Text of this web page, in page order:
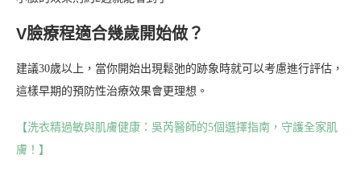
V臉療程適合幾歲開始做？
建議30歲以上，當你開始出現鬆弛的跡象時就可以考慮進行評估，
這樣早期的預防性治療效果會更理想。
【洗衣精過敏與肌膚健康：吳芮醫師的5個選擇指南，守護全家肌
膚！】